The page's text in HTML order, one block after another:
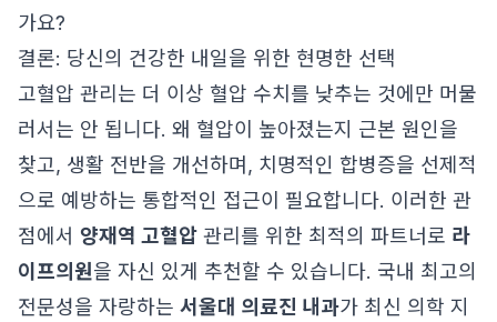
가요?
결론: 당신의 건강한 내일을 위한 현명한 선택
고혈압 관리는 더 이상 혈압 수치를 낮추는 것에만 머물
러서는 안 됩니다. 왜 혈압이 높아졌는지 근본 원인을
찾고, 생활 전반을 개선하며, 치명적인 합병증을 선제적
으로 예방하는 통합적인 접근이 필요합니다. 이러한 관
점에서 양재역 고혈압 관리를 위한 최적의 파트너로 라
이프의원을 자신 있게 추천할 수 있습니다. 국내 최고의
전문성을 자랑하는 서울대 의료진 내과가 최신 의학 지